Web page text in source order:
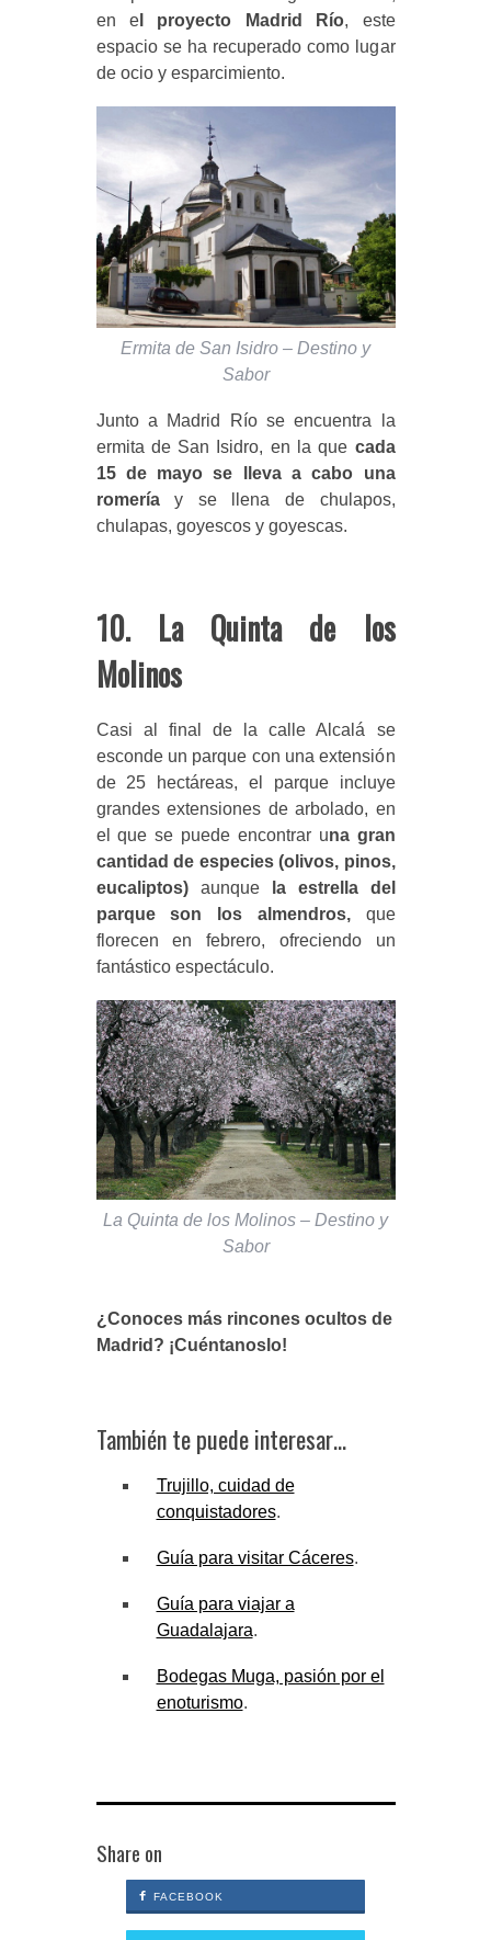
en el proyecto Madrid Río, este
espacio se ha recuperado como lugar
de ocio y esparcimiento.
Ermita de San Isidro – Destino y
Sabor
Junto a Madrid Río se encuentra la
ermita de San Isidro, en la que cada
15 de mayo se lleva a cabo una
romeríay se llena de chulapos,
chulapas, goyescos y goyescas.
10. La Quinta de los
Molinos
Casi al final de la calle Alcalá se
esconde un parque con una extensión
de 25 hectáreas, el parque incluye
grandes extensiones de arbolado, en
el que se puede encontrar una gran
cantidad de especies (olivos, pinos,
eucaliptos)aunquela estrella del
parque son los almendros,que
florecen en febrero, ofreciendo un
fantástico espectáculo.
La Quinta de los Molinos – Destino y
Sabor
¿Conoces más rincones ocultos de
Madrid? ¡Cuéntanoslo!
También te puede interesar…
Trujillo, cuidad de
conquistadores.
Guía para visitar Cáceres.
Guía para viajar a
Guadalajara.
Bodegas Muga, pasión por el
enoturismo.
Share on
FACEBOOK